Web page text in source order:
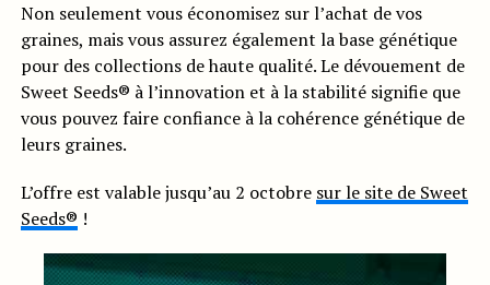
Non seulement vous économisez sur l’achat de vos
graines, mais vous assurez également la base génétique
pour des collections de haute qualité. Le dévouement de
Sweet Seeds® à l’innovation et à la stabilité signifie que
vous pouvez faire confiance à la cohérence génétique de
leurs graines.
L’offre est valable jusqu’au 2 octobre sur le site de Sweet
Seeds® !